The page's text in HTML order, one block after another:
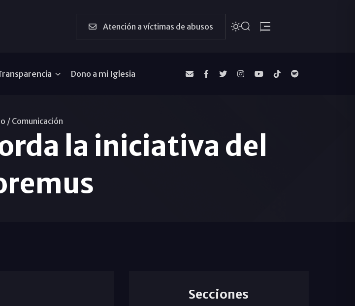
Atención a víctimas de abusos
Dono a mi Iglesia
/Comunicación
la iniciativa del
Secciones